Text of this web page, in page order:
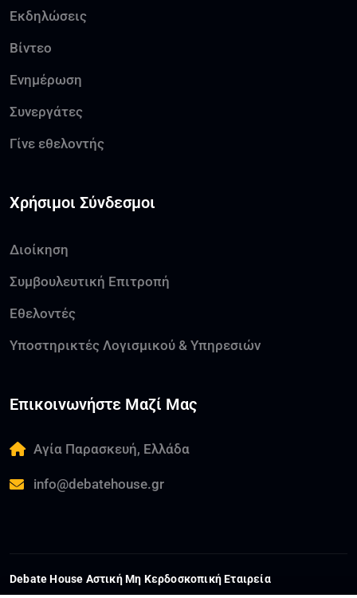
Εκδηλώσεις
Βίντεο
Ενημέρωση
Συνεργάτες
Γίνε εθελοντής
Χρήσιμοι Σύνδεσμοι
Διοίκηση
Συμβουλευτική Επιτροπή
Εθελοντές
Υποστηρικτές Λογισμικού & Υπηρεσιών
Επικοινωνήστε Μαζί Μας
Αγία Παρασκευή, Ελλάδα
info@debatehouse.gr
Debate House Αστική Μη Κερδοσκοπική Εταιρεία